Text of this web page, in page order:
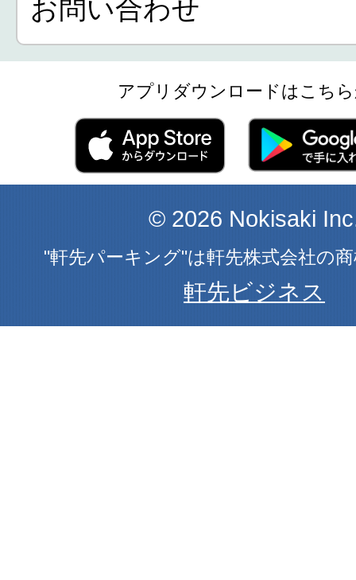
お問い合わせ
アプリダウンロードはこち
© 2026 Nokisaki
"軒先パーキング"は軒先株式会社の
軒先ビジネス